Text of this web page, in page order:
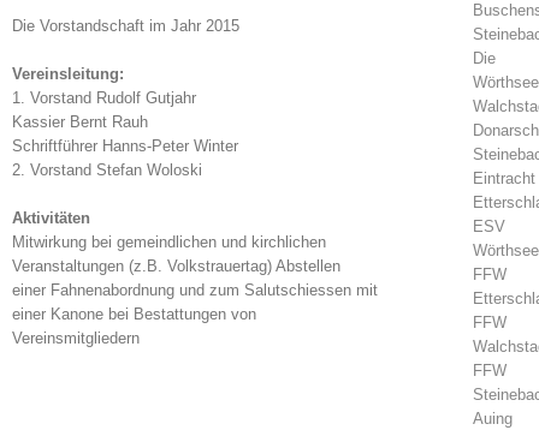
Die Vorstandschaft im Jahr 2015
Vereinsleitung:
1. Vorstand Rudolf Gutjahr
Kassier Bernt Rauh
Schriftführer Hanns-Peter Winter
2. Vorstand Stefan Woloski
Aktivitäten
Mitwirkung bei gemeindlichen und kirchlichen
Veranstaltungen (z.B. Volkstrauertag) Abstellen
einer Fahnenabordnung und zum Salutschiessen mit
einer Kanone bei Bestattungen von
Vereinsmitgliedern
Die
Eintracht
ESV
Wörthsee
FFW
FFW
FFW
Auing